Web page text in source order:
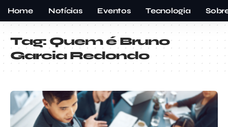
Home Notícias Eventos Tecnologia
Tag:Quem é Bruno
Garcia Redondo